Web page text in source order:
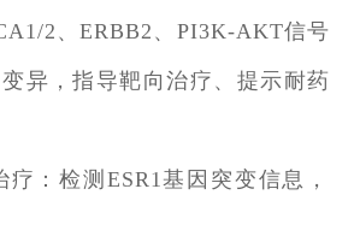
2、ERBB2、PI3K-AKT信号
异，指导靶向治疗、提示耐药
：检测ESR1基因突变信息，